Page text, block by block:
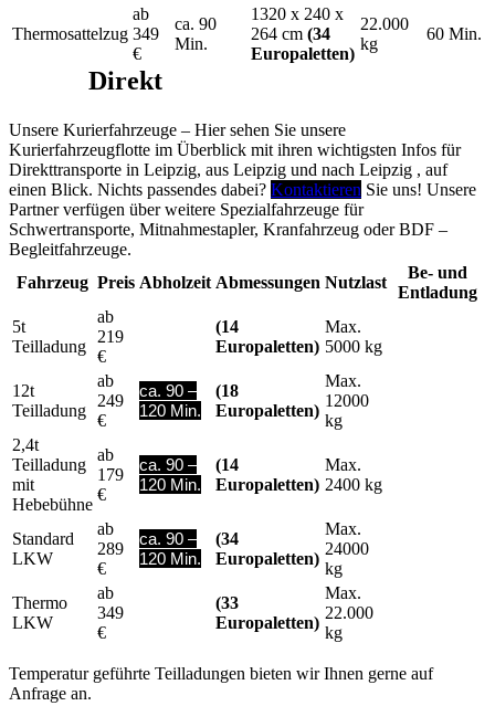
Thermosattelzug
ab
349
€
ca. 90
Min.
1320 x 240 x
264 cm (34
Europaletten)
22.000
kg
60 Min.
Direkt
Unsere Kurierfahrzeuge – Hier sehen Sie unsere
Kurierfahrzeugflotte im Überblick mit ihren wichtigsten Infos für
Direkttransporte in Leipzig, aus Leipzig und nach Leipzig , auf
einen Blick. Nichts passendes dabei? Kontaktieren Sie uns! Unsere
Partner verfügen über weitere Spezialfahrzeuge für
Schwertransporte, Mitnahmestapler, Kranfahrzeug oder BDF –
Begleitfahrzeuge.
Fahrzeug Preis Abholzeit Abmessungen Nutzlast
Be- und
Entladung
5t
Teilladung
ab
219
€
(14
Europaletten)
Max.
5000 kg
12t
Teilladung
ab
249
€
ca. 90 –
120 Min.
(18
Europaletten)
Max.
12000
kg
2,4t
Teilladung
mit
Hebebühne
ab
179
€
ca. 90 –
120 Min.
(14
Europaletten)
Max.
2400 kg
Standard
LKW
ab
289
€
ca. 90 –
120 Min.
(34
Europaletten)
Max.
24000
kg
Thermo
LKW
ab
349
€
(33
Europaletten)
Max.
22.000
kg
Temperatur geführte Teilladungen bieten wir Ihnen gerne auf
Anfrage an.